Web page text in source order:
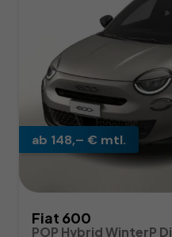
ab 148,– € mtl.
Fiat 600
POP Hybrid WinterP